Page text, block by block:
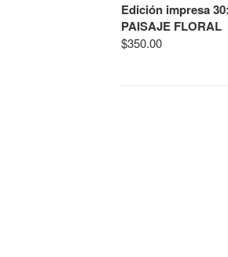
Edición impresa 30:
PAISAJE FLORAL
$350.00